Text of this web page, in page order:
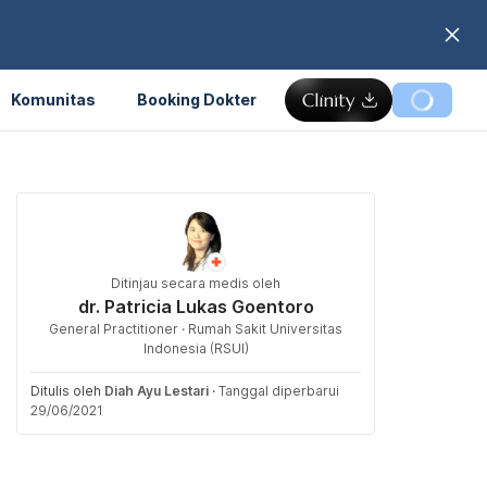
Komunitas Booking Dokter
Ditinjau secara medis oleh
dr. Patricia Lukas Goentoro
General Practitioner · Rumah Sakit Universitas
Indonesia (RSUI)
Ditulis oleh Diah Ayu Lestari · Tanggal diperbarui
29/06/2021